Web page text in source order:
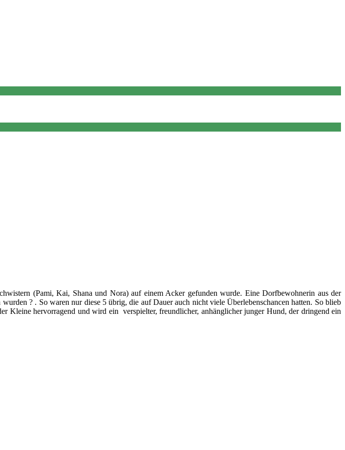
(Pami, Kai, Shana und Nora) auf einem Acker gefunden wurde. Eine Dorfbewohnerin aus der
? . So waren nur diese 5 übrig, die auf Dauer auch nicht viele Überlebenschancen hatten. So blieb
Kleine hervorragend und wird ein verspielter, freundlicher, anhänglicher junger Hund, der dringend ein